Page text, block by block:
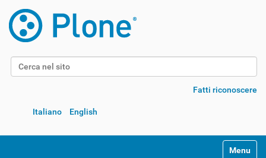
Cerca nel sito
Fatti riconoscere
Italiano English
Alterna